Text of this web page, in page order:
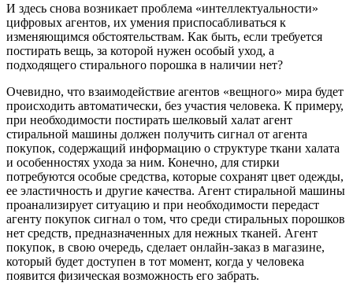
И здесь снова возникает проблема «интеллектуальности»
цифровых агентов, их умения приспосабливаться к
изменяющимся обстоятельствам. Как быть, если требуется
постирать вещь, за которой нужен особый уход, а
подходящего стирального порошка в наличии нет?
Очевидно, что взаимодействие агентов «вещного» мира будет
происходить автоматически, без участия человека. К примеру,
при необходимости постирать шелковый халат агент
стиральной машины должен получить сигнал от агента
покупок, содержащий информацию о структуре ткани халата
и особенностях ухода за ним. Конечно, для стирки
потребуются особые средства, которые сохранят цвет одежды,
ее эластичность и другие качества. Агент стиральной машины
проанализирует ситуацию и при необходимости передаст
агенту покупок сигнал о том, что среди стиральных порошков
нет средств, предназначенных для нежных тканей. Агент
покупок, в свою очередь, сделает онлайн-заказ в магазине,
который будет доступен в тот момент, когда у человека
появится физическая возможность его забрать.